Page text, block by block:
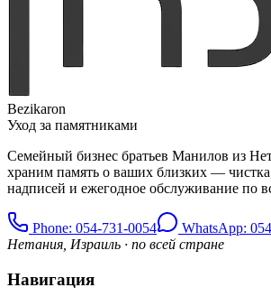
Bezikaron
Уход за памятниками
Семейный бизнес братьев Манилов из
храним память о ваших близких —
надписей и ежегодное обслуживание по
Phone: 054-731-0054
WhatsApp:
Нетания, Израиль · по всей стране
Навигация